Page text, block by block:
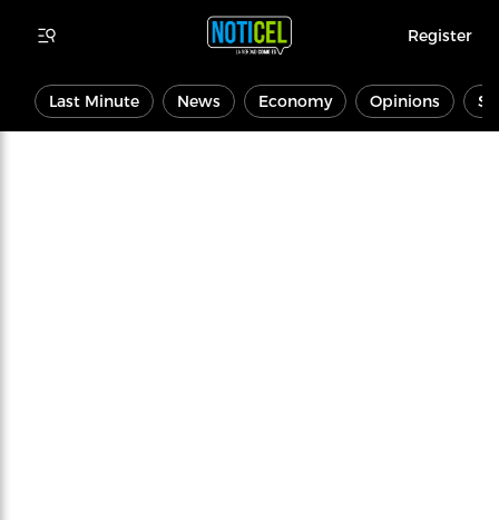
Register
Last Minute News Economy Opinions